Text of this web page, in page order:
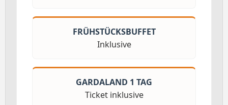
FRÜHSTÜCKSBUFFET
Inklusive
GARDALAND 1 TAG
Ticket inklusive